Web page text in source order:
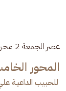
عصر الجمعة 2 محرم 1447هـ
المحور
للحبيب الداعيـة